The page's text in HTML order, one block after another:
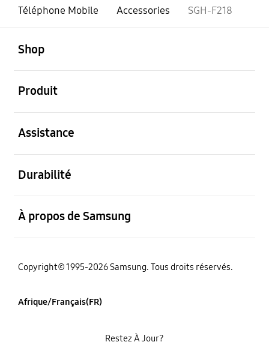
Téléphone Mobile
Accessories SGH-F218
Shop
Produit
Assistance
Durabilité
À propos de Samsung
Copyright© 1995-2026 Samsung. Tous droits réservés.
Afrique/Français(FR)
Restez À Jour?